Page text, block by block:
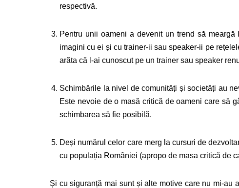
respectivă.
Pentru unii oameni a devenit un trend să
imagini cu ei și cu trainer-ii sau speaker-ii pe
arăta că l-ai cunoscut pe un trainer sau speaker
Schimbările la nivel de comunități și societăți au
Este nevoie de o masă critică de oameni care să
schimbarea să fie posibilă.
Deși numărul celor care merg la cursuri de
cu populația României (apropo de masa critică de
Și cu siguranță mai sunt și alte motive care nu mi-